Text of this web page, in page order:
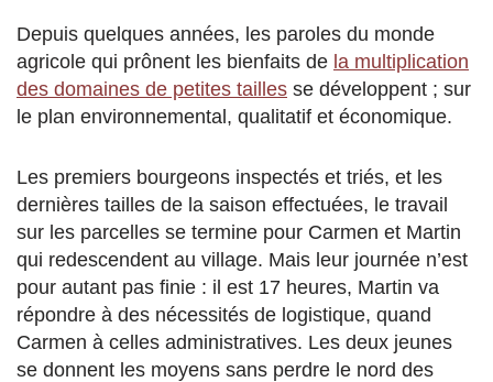
Depuis quelques années, les paroles du monde
agricole qui prônent les bienfaits de la multiplication
des domaines de petites tailles se développent ; sur
le plan environnemental, qualitatif et économique.
Les premiers bourgeons inspectés et triés, et les
dernières tailles de la saison effectuées, le travail
sur les parcelles se termine pour Carmen et Martin
qui redescendent au village. Mais leur journée n’est
pour autant pas finie : il est 17 heures, Martin va
répondre à des nécessités de logistique, quand
Carmen à celles administratives. Les deux jeunes
se donnent les moyens sans perdre le nord des